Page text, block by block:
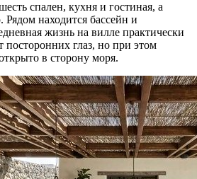
спален, кухня и гостиная, а
находится бассейн и
жизнь на вилле практически
глаз, но при этом
в сторону моря.